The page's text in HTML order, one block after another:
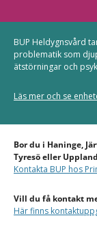
BUP Heldygnsvård
problematik som
ätstörningar och
Läs mer och se
Bor du i Haninge,
Tyresö eller
Kontakta BUP hos
Vill du få kontakt
Här finns